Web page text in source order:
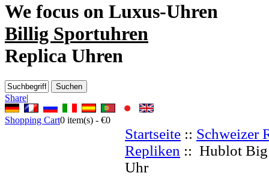
We focus on Luxus-Uhren
Billig Sportuhren
Replica Uhren
Share|
Shopping Cart0 item(s) - €0
Startseite :: Schweizer
Repliken :: Hublot Big
Uhr